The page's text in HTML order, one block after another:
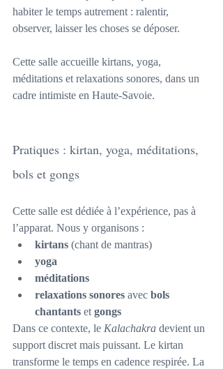
habiter le temps autrement : ralentir,
observer, laisser les choses se déposer.
Cette salle accueille kirtans, yoga,
méditations et relaxations sonores, dans un
cadre intimiste en Haute-Savoie.
Pratiques : kirtan, yoga, méditations,
bols et gongs
Cette salle est dédiée à l’expérience, pas à
l’apparat. Nous y organisons :
kirtans (chant de mantras)
yoga
méditations
relaxations sonores avec bols
chantants et gongs
Dans ce contexte, le Kalachakra devient un
support discret mais puissant. Le kirtan
transforme le temps en cadence respirée. La